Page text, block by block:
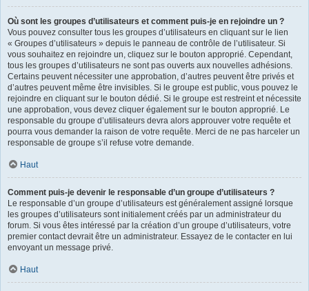
Où sont les groupes d’utilisateurs et comment puis-je en rejoindre un ?
Vous pouvez consulter tous les groupes d’utilisateurs en cliquant sur le lien
« Groupes d’utilisateurs » depuis le panneau de contrôle de l’utilisateur. Si
vous souhaitez en rejoindre un, cliquez sur le bouton approprié. Cependant,
tous les groupes d’utilisateurs ne sont pas ouverts aux nouvelles adhésions.
Certains peuvent nécessiter une approbation, d’autres peuvent être privés et
d’autres peuvent même être invisibles. Si le groupe est public, vous pouvez le
rejoindre en cliquant sur le bouton dédié. Si le groupe est restreint et nécessite
une approbation, vous devez cliquer également sur le bouton approprié. Le
responsable du groupe d’utilisateurs devra alors approuver votre requête et
pourra vous demander la raison de votre requête. Merci de ne pas harceler un
responsable de groupe s’il refuse votre demande.
Haut
Comment puis-je devenir le responsable d’un groupe d’utilisateurs ?
Le responsable d’un groupe d’utilisateurs est généralement assigné lorsque
les groupes d’utilisateurs sont initialement créés par un administrateur du
forum. Si vous êtes intéressé par la création d’un groupe d’utilisateurs, votre
premier contact devrait être un administrateur. Essayez de le contacter en lui
envoyant un message privé.
Haut